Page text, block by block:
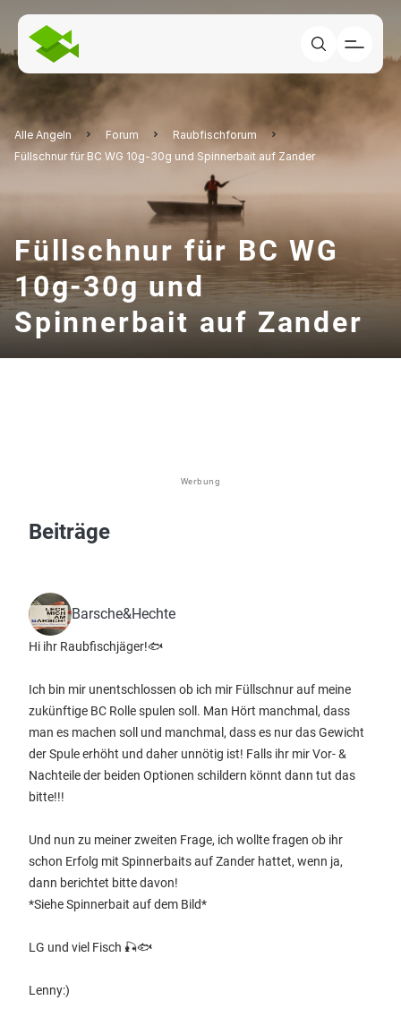
Alle Angeln Forum
Raubfischforum
Füllschnur für BC WG 10g-30g und Spinnerbait auf Zander
Füllschnur für BC WG
10g-30g und
Spinnerbait auf Zander
Werbung
Beiträge
Barsche&Hechte
Hi ihr Raubfischjäger!🐟
Ich bin mir unentschlossen ob ich mir Füllschnur auf meine
zukünftige BC Rolle spulen soll. Man Hört manchmal, dass
man es machen soll und manchmal, dass es nur das Gewicht
der Spule erhöht und daher unnötig ist! Falls ihr mir Vor- &
Nachteile der beiden Optionen schildern könnt dann tut das
bitte!!!
Und nun zu meiner zweiten Frage, ich wollte fragen ob ihr
schon Erfolg mit Spinnerbaits auf Zander hattet, wenn ja,
dann berichtet bitte davon!
*Siehe Spinnerbait auf dem Bild*
LG und viel Fisch 🎣🐟
Lenny:)